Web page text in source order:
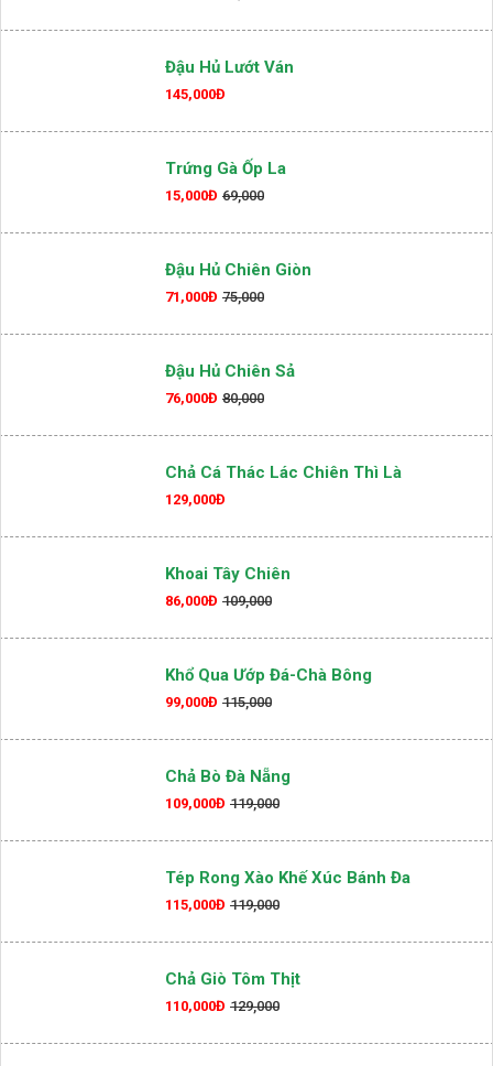
Đậu Hủ Lướt Ván
145,000Đ
Trứng Gà Ốp La
15,000Đ 69,000
Đậu Hủ Chiên Giòn
71,000Đ 75,000
Đậu Hủ Chiên Sả
76,000Đ 80,000
Chả Cá Thác Lác Chiên Thì Là
129,000Đ
Khoai Tây Chiên
86,000Đ 109,000
Khổ Qua Ướp Đá-Chà Bông
99,000Đ 115,000
Chả Bò Đà Nẵng
109,000Đ 119,000
Tép Rong Xào Khế Xúc Bánh Đa
115,000Đ 119,000
Chả Giò Tôm Thịt
110,000Đ 129,000